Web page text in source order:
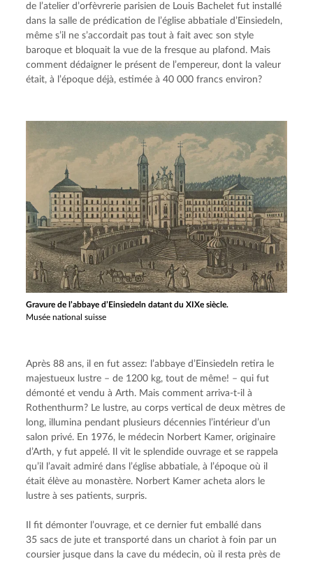
de l’atelier d’orfèvrerie parisien de Louis Bachelet fut installé
dans la salle de prédication de l’église abbatiale d’Einsiedeln,
même s’il ne s’accordait pas tout à fait avec son style
baroque et bloquait la vue de la fresque au plafond. Mais
comment dédaigner le présent de l’empereur, dont la valeur
était, à l’époque déjà, estimée à 40 000 francs environ?
Gravure de l’abbaye d’Einsiedeln datant du XIXe siècle.
Musée national suisse
Après 88 ans, il en fut assez: l’abbaye d’Einsiedeln retira le
majestueux lustre – de 1200 kg, tout de même! – qui fut
démonté et vendu à Arth. Mais comment arriva-t-il à
Rothenthurm? Le lustre, au corps vertical de deux mètres de
long, illumina pendant plusieurs décennies l’intérieur d’un
salon privé. En 1976, le médecin Norbert Kamer, originaire
d’Arth, y fut appelé. Il vit le splendide ouvrage et se rappela
qu’il l’avait admiré dans l’église abbatiale, à l’époque où il
était élève au monastère. Norbert Kamer acheta alors le
lustre à ses patients, surpris.
Il fit démonter l’ouvrage, et ce dernier fut emballé dans
35 sacs de jute et transporté dans un chariot à foin par un
coursier jusque dans la cave du médecin, où il resta près de